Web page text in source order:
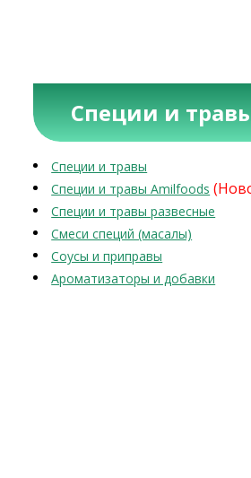
Специи и
Специи и травы
Специи и травы Amilfoods
Специи и травы развесные
Смеси специй (масалы)
Соусы и приправы
Ароматизаторы и добавки